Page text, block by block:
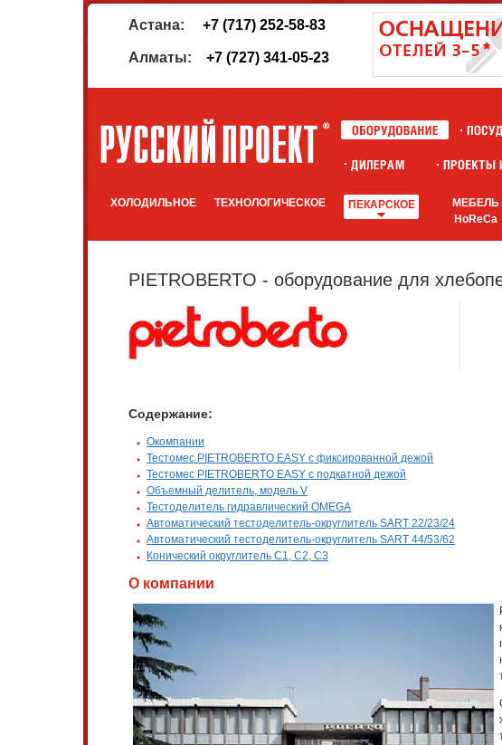
Астана: +7 (717) 252-58-83
Алматы: +7 (727) 341-05-23
ХОЛОДИЛЬНОЕ ТЕХНОЛОГИЧЕСКОЕ ПЕКАРСКОЕ
МЕБЕЛЬ
HoReCa
PIETROBERTO - оборудование для
Содержание:
Окомпании
Тестомес PIETROBERTO EASY с фиксированной дежой
Тестомес PIETROBERTO EASY с подкатной дежой
Объемный делитель, модель V
Тестоделитель гидравлический OMEGA
Автоматический тестоделитель-округлитель SART 22/23/24
Автоматический тестоделитель-округлитель SART 44/53/62
Конический округлитель C1, C2, C3
О компании